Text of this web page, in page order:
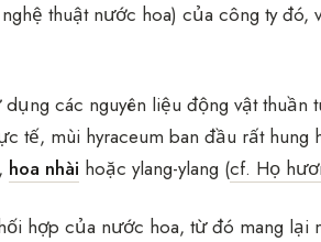
thuật nước hoa) của công ty đó,
các nguyên liệu động vật thuần
tế, mùi hyraceum ban đầu rất hung
hoa nhài hoặc ylang-ylang (cf. Họ
hợp của nước hoa, từ đó mang lại